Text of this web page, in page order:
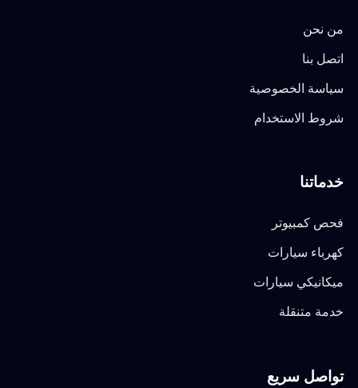
من نحن
اتصل بنا
سياسة الخصوصية
شروط الاستخدام
خدماتنا
فحص كمبيوتر
كهرباء سيارات
ميكانيكي سيارات
خدمة متنقلة
تواصل سريع